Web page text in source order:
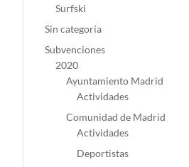
Surfski
Sin categoría
Subvenciones
2020
Ayuntamiento Madrid
Actividades
Comunidad de Madrid
Actividades
Deportistas